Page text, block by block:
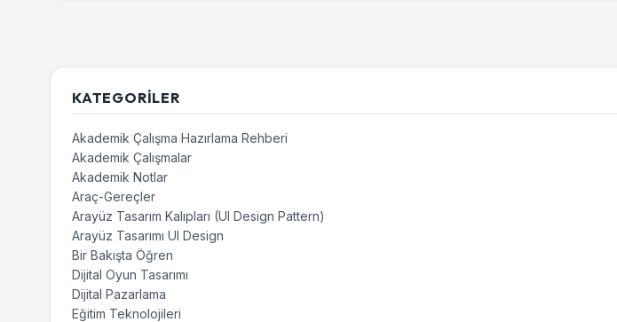
KATEGORILER
Akademik Çalışma Hazırlama Rehberi
Akademik Çalışmalar
Akademik Notlar
Araç-Gereçler
Arayüz Tasarım Kalıpları (UI Design Pattern)
Arayüz Tasarımı UI Design
Bir Bakışta Öğren
Dijital Oyun Tasarımı
Dijital Pazarlama
Eğitim Teknolojileri